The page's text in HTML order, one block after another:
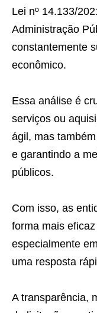
Lei nº 14.133/
Administração
constantemente
econômico.
Essa análise é
serviços ou
ágil, mas
e garantindo a
públicos.
Com isso, as
forma mais
especialmente
uma resposta
A transparência,